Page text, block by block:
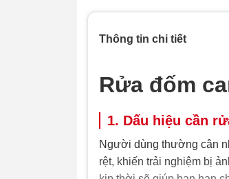
Thông tin chi tiết
Rửa đốm
1. Dấu hiệu cần
Người dùng thường cân
rệt, khiến trải nghiệm bị